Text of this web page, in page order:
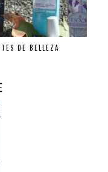
DE BELLEZA